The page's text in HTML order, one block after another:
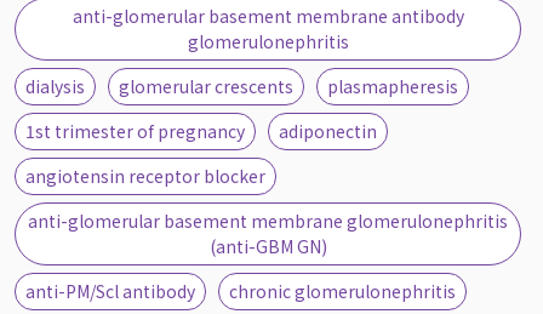
anti-glomerular basement membrane antibody
glomerulonephritis
dialysis
glomerular crescents
plasmapheresis
1st trimester of pregnancy
adiponectin
angiotensin receptor blocker
anti-glomerular basement membrane glomerulonephritis
(anti-GBM GN)
anti-PM/Scl antibody
chronic glomerulonephritis